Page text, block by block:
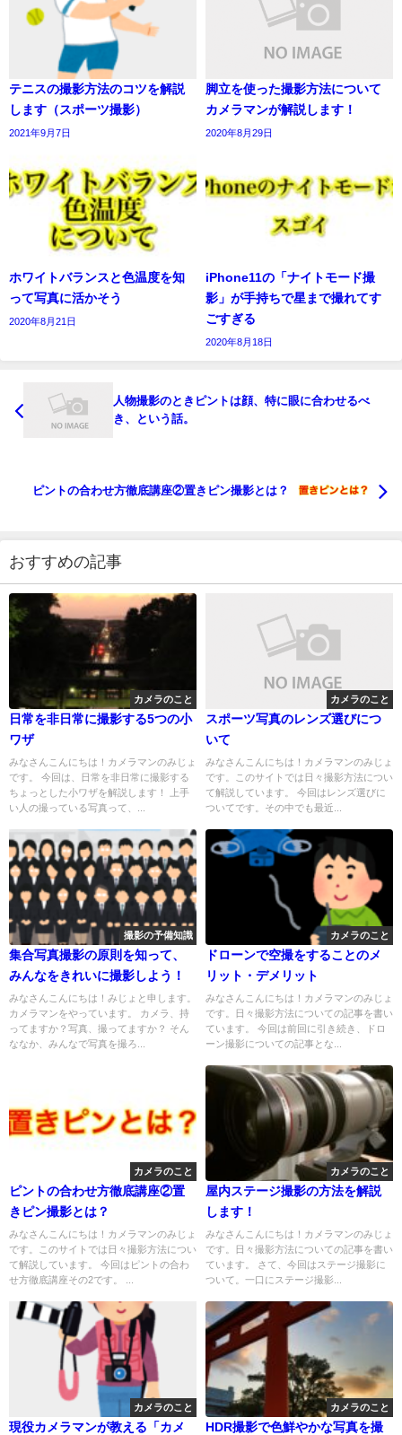
テニスの撮影方法のコツを解説
します（スポーツ撮影）
2021年9月7日
脚立を使った撮影方法について
カメラマンが解説します！
2020年8月29日
ホワイトバランスと色温度を知
って写真に活かそう
2020年8月21日
iPhone11の「ナイトモード撮
影」が手持ちで星まで撮れてす
ごすぎる
2020年8月18日
人物撮影のときピントは顔、特に眼に合わせるべ
き、という話。
ピントの合わせ方徹底講座②置きピン撮影とは？
おすすめの記事
カメラのこと
日常を非日常に撮影する5つの小
ワザ
みなさんこんにちは！カメラマンのみじょ
です。 今回は、日常を非日常に撮影する
ちょっとした小ワザを解説します！ 上手
い人の撮っている写真って、...
カメラのこと
スポーツ写真のレンズ選びにつ
いて
みなさんこんにちは！カメラマンのみじょ
です。このサイトでは日々撮影方法につい
て解説しています。 今回はレンズ選びに
ついてです。その中でも最近...
撮影の予備知識
集合写真撮影の原則を知って、
みんなをきれいに撮影しよう！
みなさんこんにちは！みじょと申します。
カメラマンをやっています。 カメラ、持
ってますか？写真、撮ってますか？ そん
ななか、みんなで写真を撮ろ...
カメラのこと
ドローンで空撮をすることのメ
リット・デメリット
みなさんこんにちは！カメラマンのみじょ
です。日々撮影方法についての記事を書い
ています。 今回は前回に引き続き、ドロ
ーン撮影についての記事とな...
カメラのこと
ピントの合わせ方徹底講座②置
きピン撮影とは？
みなさんこんにちは！カメラマンのみじょ
です。このサイトでは日々撮影方法につい
て解説しています。 今回はピントの合わ
せ方徹底講座その2です。 ...
カメラのこと
屋内ステージ撮影の方法を解説
します！
みなさんこんにちは！カメラマンのみじょ
です。日々撮影方法についての記事を書い
ています。 さて、今回はステージ撮影に
ついて。一口にステージ撮影...
カメラのこと
現役カメラマンが教える「カメ
カメラのこと
HDR撮影で色鮮やかな写真を撮